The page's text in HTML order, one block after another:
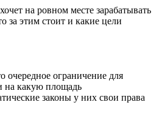
на ровном месте зарабатывать
за этим стоит и какие цели
ограничение для
на какую площадь
законы у них свои права